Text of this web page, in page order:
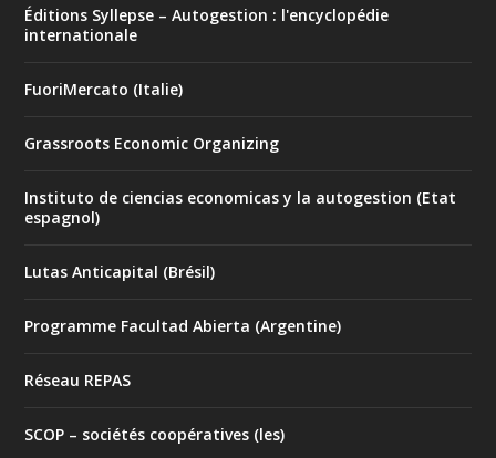
Éditions Syllepse – Autogestion : l'encyclopédie
internationale
FuoriMercato (Italie)
Grassroots Economic Organizing
Instituto de ciencias economicas y la autogestion (Etat
espagnol)
Lutas Anticapital (Brésil)
Programme Facultad Abierta (Argentine)
Réseau REPAS
SCOP – sociétés coopératives (les)